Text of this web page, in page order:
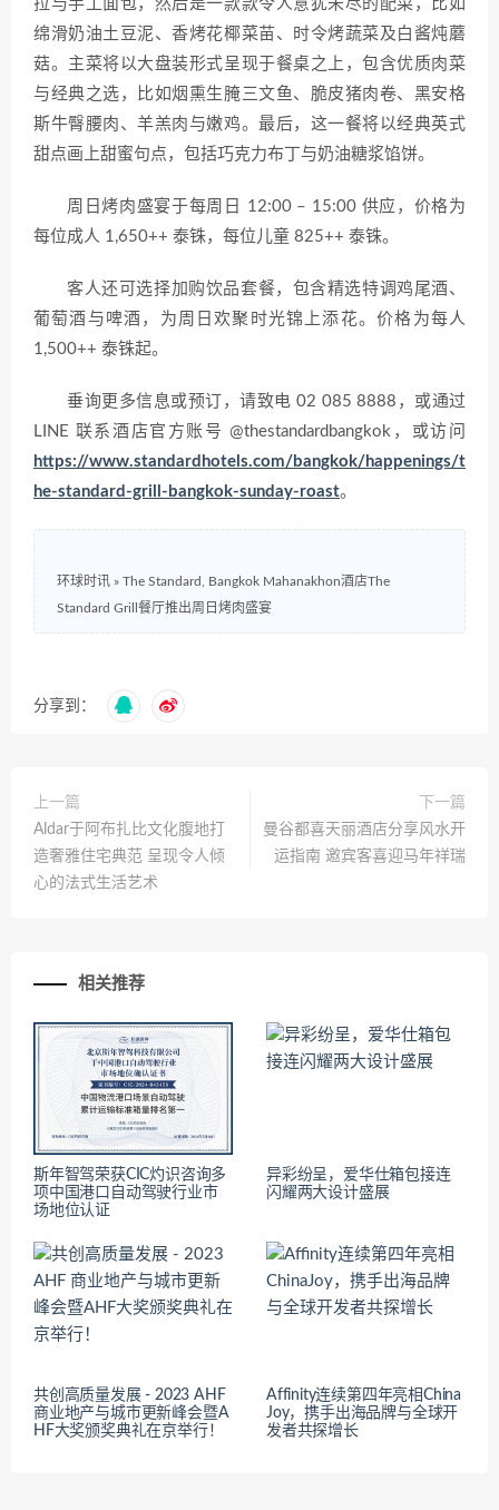
拉与手工面包，然后是一款款令人意犹未尽的配菜，比如
绵滑奶油土豆泥、香烤花椰菜苗、时令烤蔬菜及白酱炖蘑
菇。主菜将以大盘装形式呈现于餐桌之上，包含优质肉菜
与经典之选，比如烟熏生腌三文鱼、脆皮猪肉卷、黑安格
斯牛臀腰肉、羊羔肉与嫩鸡。最后，这一餐将以经典英式
甜点画上甜蜜句点，包括巧克力布丁与奶油糖浆馅饼。
周日烤肉盛宴于每周日 12:00 – 15:00 供应，价格为
每位成人 1,650++ 泰铢，每位儿童 825++ 泰铢。
客人还可选择加购饮品套餐，包含精选特调鸡尾酒、
葡萄酒与啤酒，为周日欢聚时光锦上添花。价格为每人
1,500++ 泰铢起。
垂询更多信息或预订，请致电 02 085 8888，或通过
LINE 联系酒店官方账号 @thestandardbangkok，或访问
https://www.standardhotels.com/bangkok/happenings/t
he-standard-grill-bangkok-sunday-roast。
环球时讯 » The Standard, Bangkok Mahanakhon酒店The
Standard Grill餐厅推出周日烤肉盛宴
分享到：
上一篇
Aldar于阿布扎比文化腹地打
造奢雅住宅典范 呈现令人倾
心的法式生活艺术
下一篇
曼谷都喜天丽酒店分享风水开
运指南 邀宾客喜迎马年祥瑞
相关推荐
斯年智驾荣获CIC灼识咨询多
项中国港口自动驾驶行业市
场地位认证
异彩纷呈，爱华仕箱包接连
闪耀两大设计盛展
共创高质量发展 - 2023 AHF
商业地产与城市更新峰会暨A
HF大奖颁奖典礼在京举行！
Affinity连续第四年亮相China
Joy，携手出海品牌与全球开
发者共探增长